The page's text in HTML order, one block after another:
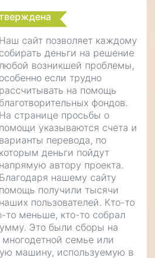
Наш сайт позволяет каждому
собирать деньги на решение
возникшей проблемы,
особенно если трудно
рассчитывать на помощь
благотворительных фондов.
На странице просьбы о
помощи указываются счета и
варианты перевода, по
которым деньги пойдут
напрямую автору проекта.
Благодаря нашему сайту
помощь получили тысячи
наших пользователей. Кто-то
то меньше, кто-то собрал
Это были сборы на
семье или
машину, используемую в